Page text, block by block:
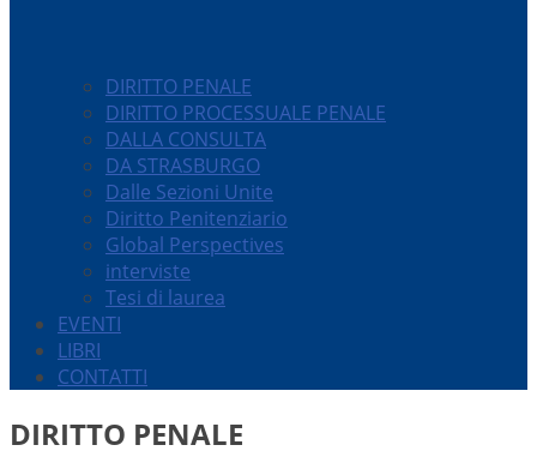
DIRITTO PENALE
DIRITTO PROCESSUALE PENALE
DALLA CONSULTA
DA STRASBURGO
Dalle Sezioni Unite
Diritto Penitenziario
Global Perspectives
interviste
Tesi di laurea
EVENTI
LIBRI
CONTATTI
DIRITTO PENALE